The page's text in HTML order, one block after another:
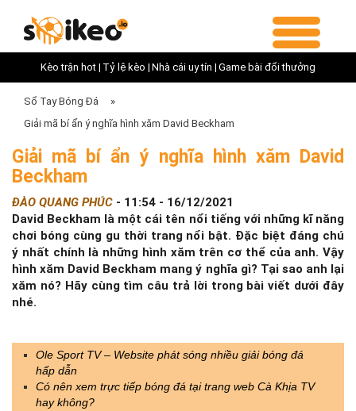
Kèo trận hot | Tỷ lệ kèo | Nhà cái uy tín | Game bài đổi thưởng
Sổ Tay Bóng Đá
»
Giải mã bí ẩn ý nghĩa hình xăm David Beckham
Giải mã bí ẩn ý nghĩa hình xăm David
Beckham
ĐÀO QUANG PHÚC - 11:54 - 16/12/2021
David Beckham là một cái tên nổi tiếng với những kĩ năng
chơi bóng cùng gu thời trang nổi bật. Đặc biệt đáng chú
ý nhất chính là những hình xăm trên cơ thể của anh. Vậy
hình xăm David Beckham mang ý nghĩa gì? Tại sao anh lại
xăm nó? Hãy cùng tìm câu trả lời trong bài viết dưới đây
nhé.
Ole Sport TV – Website phát sóng nhiều giải bóng đá
hấp dẫn
Có nên xem trực tiếp bóng đá tại trang web Cà Khịa TV
hay không?